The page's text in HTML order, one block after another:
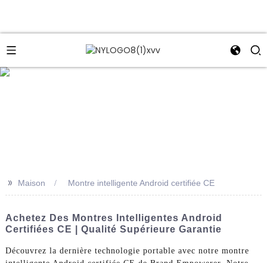
>> Maison Montre intelligente Android certifiée CE
Achetez Des Montres Intelligentes Android
Certifiées CE | Qualité Supérieure Garantie
Découvrez la dernière technologie portable avec notre montre